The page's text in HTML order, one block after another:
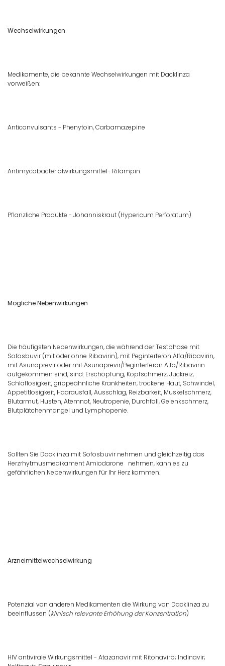
Wechselwirkungen
Medikamente, die bekannte Wechselwirkungen mit Dacklinza
vorweißen:
Anticonvulsants - Phenytoin, Carbamazepine
Antimycobacterialwirkungsmittel- Rifampin
Pflanzliche Produkte - Johanniskraut (Hypericum Perforatum)
Mögliche Nebenwirkungen
Die häufigsten Nebenwirkungen, die während der Testphase mit
Sofosbuvir (mit oder ohne Ribavirin), mit Peginterferon Alfa/Ribavirin,
mit Asunaprevir oder mit Asunaprevir/Peginterferon Alfa/Ribavirin
aufgekommen sind, sind: Erschöpfung, Kopfschmerz, Juckreiz,
Schlaflosigkeit, grippeähnliche Krankheiten, trockene Haut, Schwindel,
Appetitlosigkeit, Haarausfall, Ausschlag, Reizbarkeit, Muskelschmerz,
Blutarmut, Husten, Atemnot, Neutropenie, Durchfall, Gelenkschmerz,
Blutplätchenmangel und Lymphopenie.
Sollten Sie Dacklinza mit Sofosbuvir nehmen und gleichzeitig das
Herzrhytmusmedikament Amiodarone nehmen, kann es zu
gefährlichen Nebenwirkungen für Ihr Herz kommen.
Arzneimittelwechselwirkung
Potenzial von anderen Medikamenten die Wirkung von Dacklinza zu
beeinflussen (klinisch relevante Erhöhung der Konzentration)
HIV antivirale Wirkungsmittel - Atazanavir mit Ritonavirb; Indinavir;